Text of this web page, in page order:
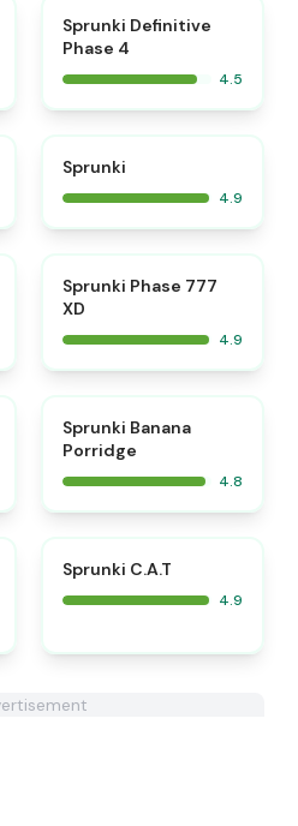
Sprunki Definitive
Phase 4
4.5
Sprunki
4.9
Sprunki Phase 777
XD
4.9
Sprunki Banana
Porridge
4.8
Sprunki C.A.T
4.9